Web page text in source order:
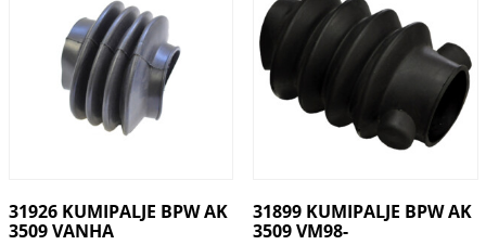
31926 KUMIPALJE BPW AK
3509 VANHA
31899 KUMIPALJE BPW AK
3509 VM98-